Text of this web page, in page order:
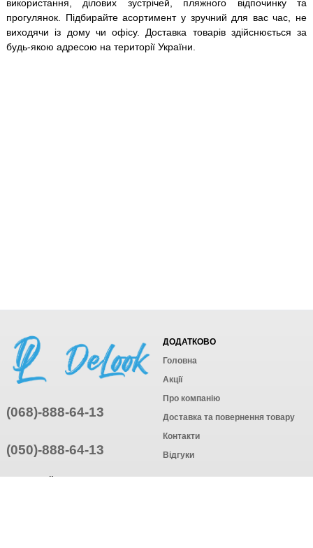
використання, ділових зустрічей, пляжного відпочинку та
прогулянок. Підбирайте асортимент у зручний для вас час, не
виходячи із дому чи офісу. Доставка товарів здійснюється за
будь-якою адресою на території України.
(068)-888-64-13
(050)-888-64-13
ДОДАТКОВО
Головна
Акції
Про компанію
Доставка та повернення товару
Контакти
Відгуки